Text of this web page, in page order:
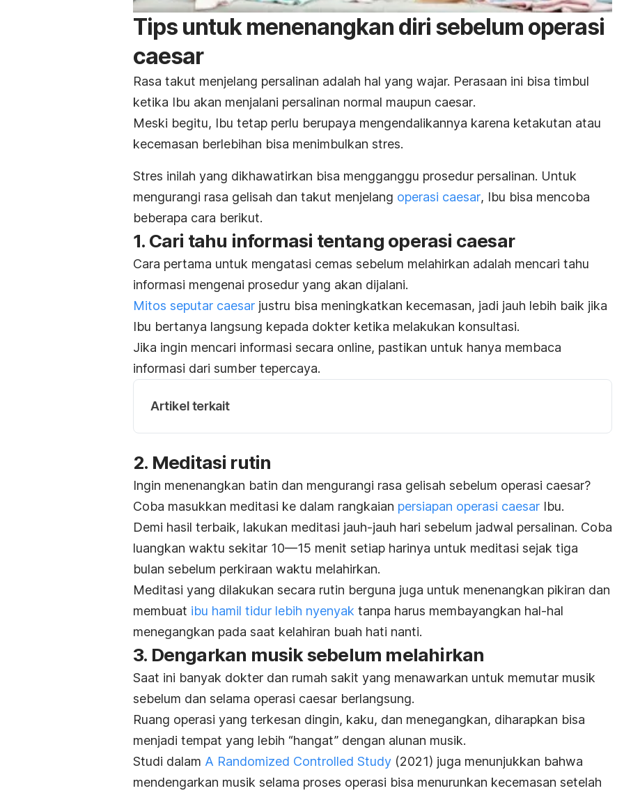
Tips untuk menenangkan diri sebelum operasi
caesar
Rasa takut menjelang persalinan adalah hal yang wajar. Perasaan ini bisa timbul
ketika Ibu akan menjalani persalinan normal maupun caesar.
Meski begitu, Ibu tetap perlu berupaya mengendalikannya karena ketakutan atau
kecemasan berlebihan bisa menimbulkan stres.
Stres inilah yang dikhawatirkan bisa mengganggu prosedur persalinan. Untuk
mengurangi rasa gelisah dan takut menjelang operasi caesar, Ibu bisa mencoba
beberapa cara berikut.
1. Cari tahu informasi tentang operasi caesar
Cara pertama untuk mengatasi cemas sebelum melahirkan adalah mencari tahu
informasi mengenai prosedur yang akan dijalani.
Mitos seputar caesar justru bisa meningkatkan kecemasan, jadi jauh lebih baik jika
Ibu bertanya langsung kepada dokter ketika melakukan konsultasi.
Jika ingin mencari informasi secara online, pastikan untuk hanya membaca
informasi dari sumber tepercaya.
Artikel terkait
2. Meditasi rutin
Ingin menenangkan batin dan mengurangi rasa gelisah sebelum operasi caesar?
Coba masukkan meditasi ke dalam rangkaian persiapan operasi caesar Ibu.
Demi hasil terbaik, lakukan meditasi jauh-jauh hari sebelum jadwal persalinan. Coba
luangkan waktu sekitar 10—15 menit setiap harinya untuk meditasi sejak tiga
bulan sebelum perkiraan waktu melahirkan.
Meditasi yang dilakukan secara rutin berguna juga untuk menenangkan pikiran dan
membuat ibu hamil tidur lebih nyenyak tanpa harus membayangkan hal-hal
menegangkan pada saat kelahiran buah hati nanti.
3. Dengarkan musik sebelum melahirkan
Saat ini banyak dokter dan rumah sakit yang menawarkan untuk memutar musik
sebelum dan selama operasi caesar berlangsung.
Ruang operasi yang terkesan dingin, kaku, dan menegangkan, diharapkan bisa
menjadi tempat yang lebih “hangat” dengan alunan musik.
Studi dalam A Randomized Controlled Study (2021) juga menunjukkan bahwa
mendengarkan musik selama proses operasi bisa menurunkan kecemasan setelah